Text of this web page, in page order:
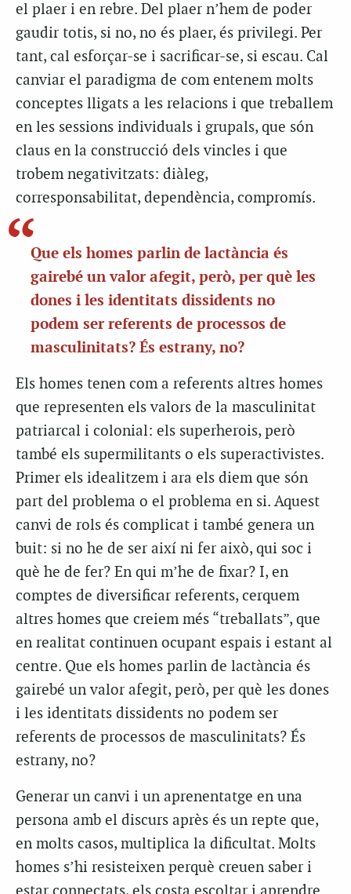
el plaer i en rebre. Del plaer n’hem de poder
gaudir totis, si no, no és plaer, és privilegi. Per
tant, cal esforçar-se i sacrificar-se, si escau. Cal
canviar el paradigma de com entenem molts
conceptes lligats a les relacions i que treballem
en les sessions individuals i grupals, que són
claus en la construcció dels vincles i que
trobem negativitzats: diàleg,
corresponsabilitat, dependència, compromís.
Que els homes parlin de lactància és
gairebé un valor afegit, però, per què les
dones i les identitats dissidents no
podem ser referents de processos de
masculinitats? És estrany, no?
Els homes tenen com a referents altres homes
que representen els valors de la masculinitat
patriarcal i colonial: els superherois, però
també els supermilitants o els superactivistes.
Primer els idealitzem i ara els diem que són
part del problema o el problema en si. Aquest
canvi de rols és complicat i també genera un
buit: si no he de ser així ni fer això, qui soc i
què he de fer? En qui m’he de fixar? I, en
comptes de diversificar referents, cerquem
altres homes que creiem més “treballats”, que
en realitat continuen ocupant espais i estant al
centre. Que els homes parlin de lactància és
gairebé un valor afegit, però, per què les dones
i les identitats dissidents no podem ser
referents de processos de masculinitats? És
estrany, no?
Generar un canvi i un aprenentatge en una
persona amb el discurs après és un repte que,
en molts casos, multiplica la dificultat. Molts
homes s’hi resisteixen perquè creuen saber i